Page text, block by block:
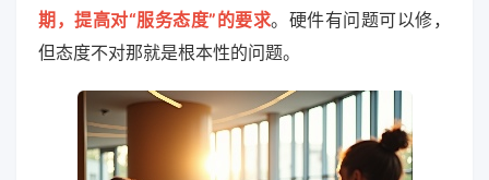
期，提高对“服务态度”的要求。硬件有问题可以修，
但态度不对那就是根本性的问题。